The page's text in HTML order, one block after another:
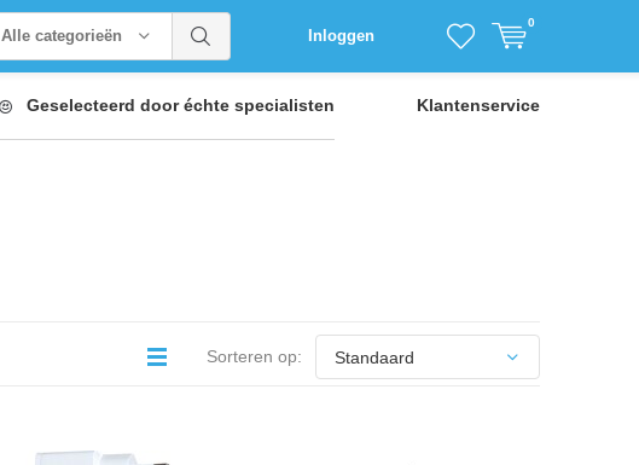
Alle categorieën Inloggen
0
Geselecteerd dooréchte specialisten Klantenservice
Sorteren op: